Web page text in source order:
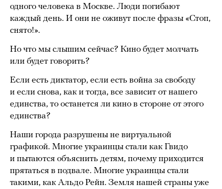
одного человека в Москве. Люди погибают
каждый день. И они не оживут после фразы «Стоп,
снято!».
Но что мы слышим сейчас? Кино будет молчать
или будет говорить?
Если есть диктатор, если есть война за свободу
и если снова, как и тогда, все зависит от нашего
единства, то останется ли кино в стороне от этого
единства?
Наши города разрушены не виртуальной
графикой. Многие украинцы стали как Гвидо
и пытаются объяснить детям, почему приходится
прятаться в подвале. Многие украинцы стали
такими, как Альдо Рейн. Земля нашей страны уже